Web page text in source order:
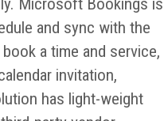
Microsoft Bookings is
and sync with the
a time and service,
invitation,
has light-weight